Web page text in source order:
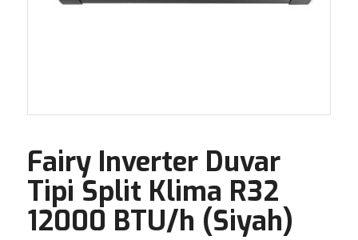
Fairy Inverter Duvar
Tipi Split Klima R32
12000 BTU/h (Siyah)